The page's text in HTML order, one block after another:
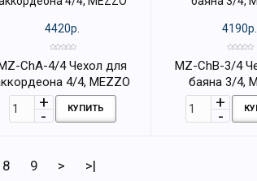
4420р.
ChA-4/4 Чехол для
4/4, MEZZO
КУПИТЬ
4190р.
MZ-ChB-3/4
баяна 3/4,
8 9 > >|